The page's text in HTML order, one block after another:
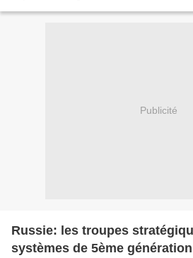
Publicité
Russie: les troupes
systèmes de 5ème génération